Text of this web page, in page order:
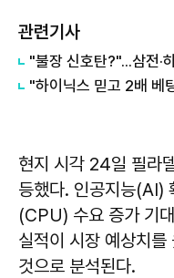
관련기사
현지 시각 24일 필라
등했다. 인공지능(AI)
(CPU) 수요 증가 기
실적이 시장 예상치
것으로 분석된다.